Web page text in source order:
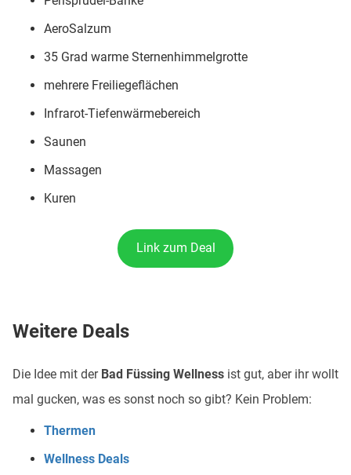
AeroSalzum
35 Grad warme Sternenhimmelgrotte
mehrere Freiliegeflächen
Infrarot‐Tiefenwärmebereich
Saunen
Massagen
Kuren
Link zum Deal
Weitere Deals
Die Idee mit der Bad Füssing Wellness ist gut, aber ihr wollt
mal gucken, was es sonst noch so gibt? Kein Problem:
Thermen
Wellness Deals